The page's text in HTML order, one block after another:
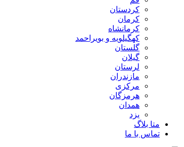
کردستان
کرمان
کرمانشاه
کهگیلویه و بویراحمد
گلستان
گیلان
لرستان
مازندران
مرکزی
هرمزگان
همدان
یزد
متا بلاگ
تماس با ما